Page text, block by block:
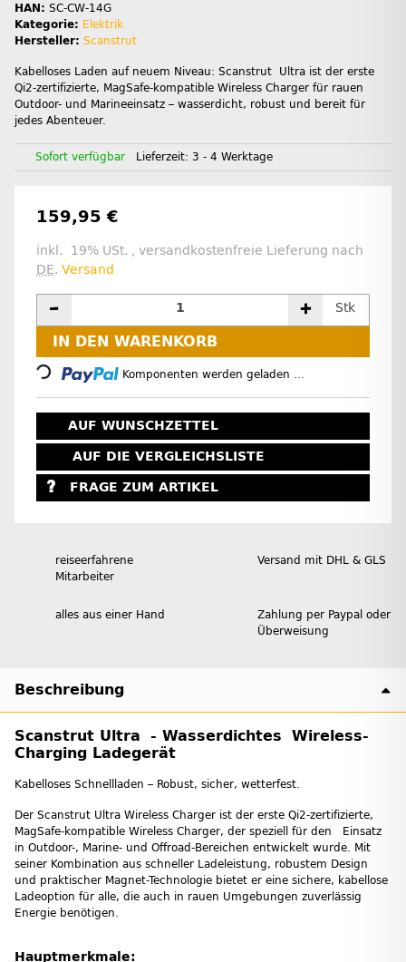
HAN: SC-CW-14G
Kategorie: Elektrik
Hersteller: Scanstrut
Kabelloses Laden auf neuem Niveau: Scanstrut Ultra ist der erste
Qi2-zertifizierte, MagSafe-kompatible Wireless Charger für rauen
Outdoor- und Marineeinsatz – wasserdicht, robust und bereit für
jedes Abenteuer.
Sofort verfügbar Lieferzeit: 3 - 4 Werktage
159,95 €
inkl. 19% USt. , versandkostenfreie Lieferung nach
DE. Versand
Stk
IN DEN WARENKORB
Loading... Komponenten werden geladen ...
AUF WUNSCHZETTEL
AUF DIE VERGLEICHSLISTE
FRAGE ZUM ARTIKEL
reiseerfahrene
Mitarbeiter
Versand mit DHL & GLS
alles aus einer Hand
Zahlung per Paypal oder
Überweisung
Beschreibung
Scanstrut Ultra - Wasserdichtes Wireless-
Charging Ladegerät
Kabelloses Schnellladen – Robust, sicher, wetterfest.
Der Scanstrut Ultra Wireless Charger ist der erste Qi2-zertifizierte,
MagSafe-kompatible Wireless Charger, der speziell für den Einsatz
in Outdoor-, Marine- und Offroad-Bereichen entwickelt wurde. Mit
seiner Kombination aus schneller Ladeleistung, robustem Design
und praktischer Magnet-Technologie bietet er eine sichere, kabellose
Ladeoption für alle, die auch in rauen Umgebungen zuverlässig
Energie benötigen.
Hauptmerkmale: